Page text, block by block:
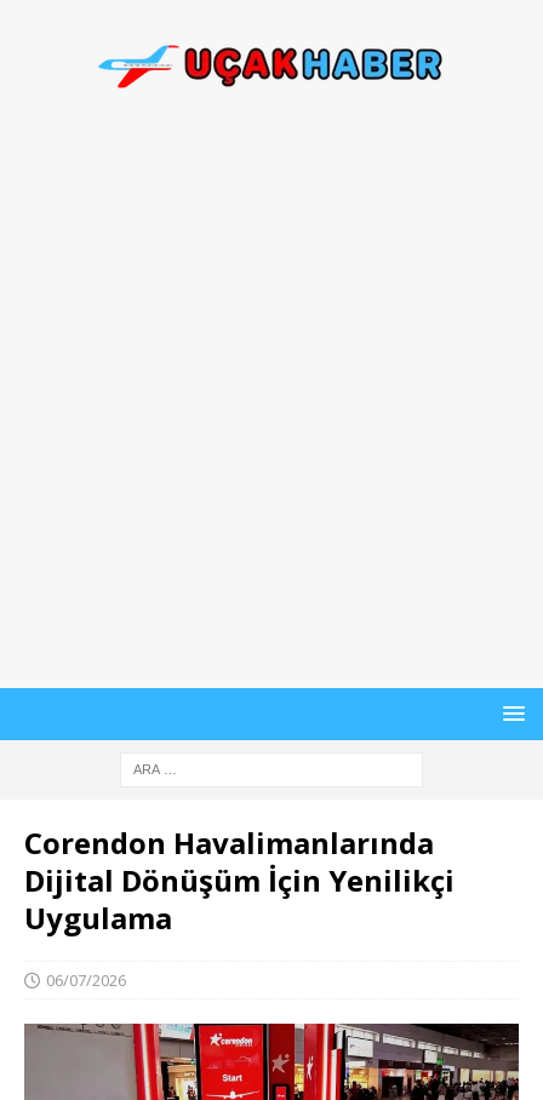
Corendon Havalimanlarında
Dijital Dönüşüm İçin Yenilikçi
Uygulama
06/07/2026